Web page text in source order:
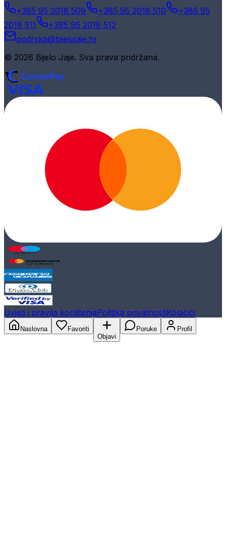
+385 95 2018 509 +385 95 2018 510
+385 95
2018 511
+385 95 2018 512
podrska@bijelojaje.hr
© 2026 Bijelo Jaje. Sva prava pridržana.
Uvjeti i pravila korištenjaPolitika privatnostiKolačići
Naslovna
Favoriti
Objavi
Poruke Profil